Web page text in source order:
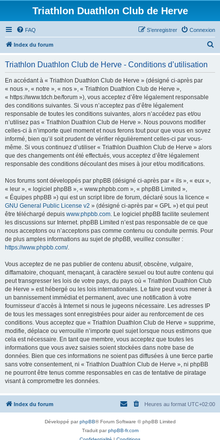
Triathlon Duathlon Club de Herve
FAQ Connexion
S’enregistrer
Index du forum
Triathlon Duathlon Club de Herve - Conditions d’utilisation
En accédant à « Triathlon Duathlon Club de Herve » (désigné ci-après par
« nous », « notre », « nos », « Triathlon Duathlon Club de Herve »,
« https://www.tdch.be/forum »), vous acceptez d’être légalement responsable
des conditions suivantes. Si vous n’acceptez pas d’être légalement
responsable de toutes les conditions suivantes, alors n’accédez pas et/ou
n’utilisez pas « Triathlon Duathlon Club de Herve ». Nous pouvons modifier
celles-ci à n’importe quel moment et nous ferons tout pour que vous en soyez
informé, bien qu’il soit prudent de vérifier régulièrement celles-ci par vous-
même. Si vous continuez d’utiliser « Triathlon Duathlon Club de Herve » alors
que des changements ont été effectués, vous acceptez d’être légalement
responsable des conditions découlant des mises à jour et/ou modifications.
Nos forums sont développés par phpBB (désigné ci-après par « ils », « eux »,
« leur », « logiciel phpBB », « www.phpbb.com », « phpBB Limited »,
« Équipes phpBB ») qui est un script libre de forum, déclaré sous la licence «
GNU General Public License v2 » (désigné ci-après par « GPL ») et qui peut
être téléchargé depuis www.phpbb.com. Le logiciel phpBB facilite seulement
les discussions sur Internet. phpBB Limited n’est pas responsable de ce que
nous acceptons ou n’acceptons pas comme contenu ou conduite permis. Pour
de plus amples informations au sujet de phpBB, veuillez consulter :
https://www.phpbb.com/.
Vous acceptez de ne pas publier de contenu abusif, obscène, vulgaire,
diffamatoire, choquant, menaçant, à caractère sexuel ou tout autre contenu qui
peut transgresser les lois de votre pays, du pays où « Triathlon Duathlon Club
de Herve » est hébergé ou les lois internationales. Le faire peut vous mener à
un bannissement immédiat et permanent, avec une notification à votre
fournisseur d’accès à Internet si nous le jugeons nécessaire. Les adresses IP
de tous les messages sont enregistrées pour aider au renforcement de ces
conditions. Vous acceptez que « Triathlon Duathlon Club de Herve » supprime,
modifie, déplace ou verrouille n’importe quel sujet lorsque nous estimons que
cela est nécessaire. En tant que membre, vous acceptez que toutes les
informations que vous avez saisies soient stockées dans notre base de
données. Bien que ces informations ne soient pas diffusées à une tierce partie
sans votre consentement, ni « Triathlon Duathlon Club de Herve », ni phpBB
ne pourront être tenus comme responsables en cas de tentative de piratage
visant à compromettre les données.
Index du forum Heures au format UTC+02:00
Développé parphpBB® Forum Software © phpBB Limited
Traduit parphpBB-fr.com